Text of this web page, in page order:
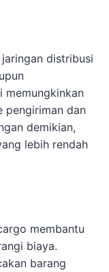
distribusi
memungkinkan
pengiriman dan
demikian,
lebih rendah
membantu
biaya.
barang